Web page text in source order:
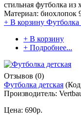
стильная футболка из
Материал: биохлопок
+ В корзину Футболка
+ В корзину
+ Подробнее...
Отзывов (0)
Футболка детская
Производитель:
Цена: 690р.